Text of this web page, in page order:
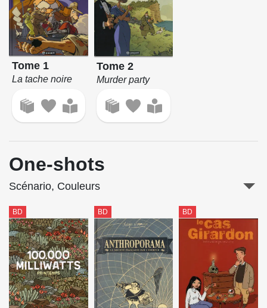
Tome 1
La tache noire
Tome 2
Murder party
One-shots
Scénario, Couleurs
BD BD BD